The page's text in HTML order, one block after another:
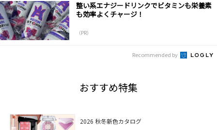
整い系エナジードリンクでビタミンも栄養素
も効率よくチャージ！
（PR）
Recommended by
おすすめ特集
2026 秋冬新色カタログ